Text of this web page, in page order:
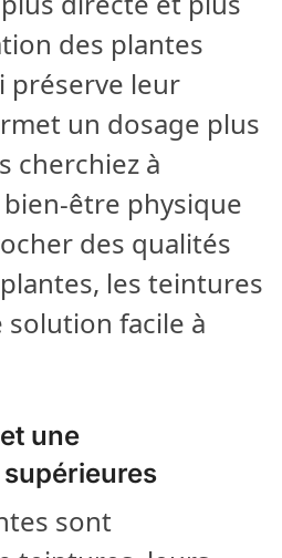
des plantes
préserve leur
un dosage plus
cherchiez à
être physique
des qualités
les teintures
facile à
une
sont